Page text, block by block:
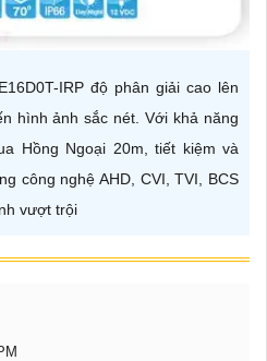
IRP độ phân giải cao lên
hình ảnh sắc nét. Với khả năng
Hồng Ngoại 20m, tiết kiệm và
công nghệ AHD, CVI, TVI, BCS
vượt trội